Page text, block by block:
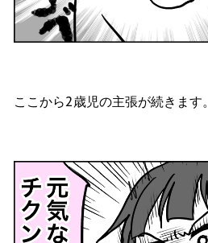
ここから2歳児の主張が続きます。